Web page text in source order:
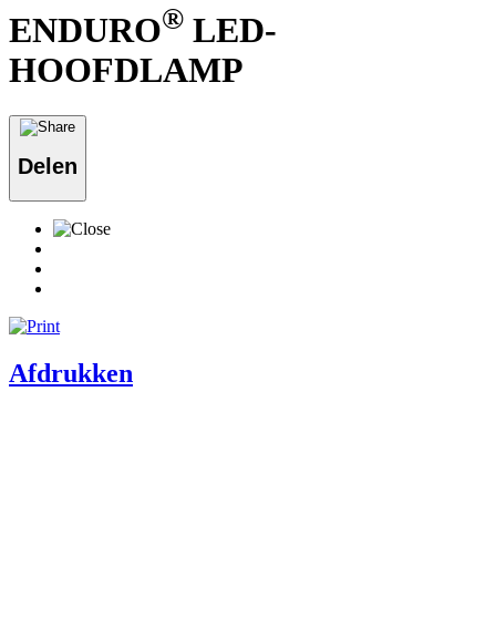
ENDURO® LED-
HOOFDLAMP
Delen
Afdrukken